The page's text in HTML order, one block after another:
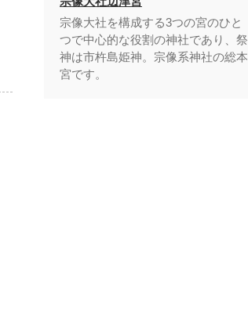
宗像大社を構成する3つの宮のひと
つで中心的な役割の神社であり、祭
神は市杵島姫神。宗像系神社の総本
宮です。